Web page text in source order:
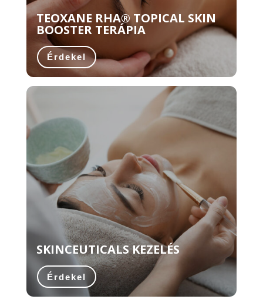
TEOXANE RHA® TOPICAL SKIN
BOOSTER TERÁPIA
Érdekel
SKINCEUTICALS KEZELÉS
Érdekel